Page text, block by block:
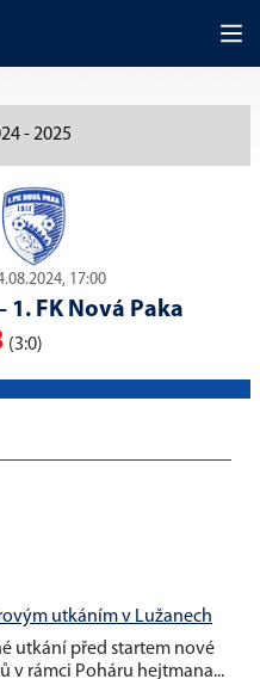
- 2025
17:00
1. FK Nová Paka
(3:0)
utkáním v Lužanech
utkání před startem nové
v rámci Poháru hejtmana...